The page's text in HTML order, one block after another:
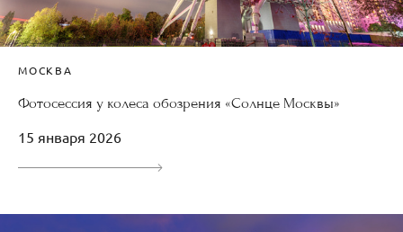
МОСКВА
Фотосессия у колеса обозрения «Солнце Москвы»
15 января 2026